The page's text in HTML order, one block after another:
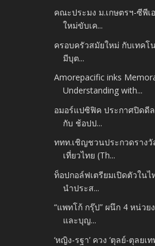
คณะประมง ม.เกษตรฯ-ซีพี
ใหม่ขับเค...
ครอบครัวสมัยใหม่ กับเทคโ
มีบุต...
Amorepacific inks
Understanding with...
อมอร์แปซิฟิค ประกาศปิดดี
กับ ช้อปป...
ททท.เชิญชวนประกวดราง
เที่ยวไทย (Th...
ท็อปกอล์ฟเตรียมเปิดตัวใน
นำประส...
“แพทโก้ กรุ๊ป” ผนึก 4 หน่วย
และบุญ...
‘หญิง-รฐา’ ควง ‘ตุลย์-ตุลย